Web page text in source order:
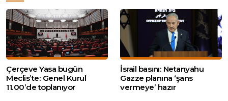
Çerçeve Yasa bugün
Meclis’te: Genel Kurul
11.00’de toplanıyor
İsrail basını: Netanyahu
Gazze planına ‘şans
vermeye’ hazır